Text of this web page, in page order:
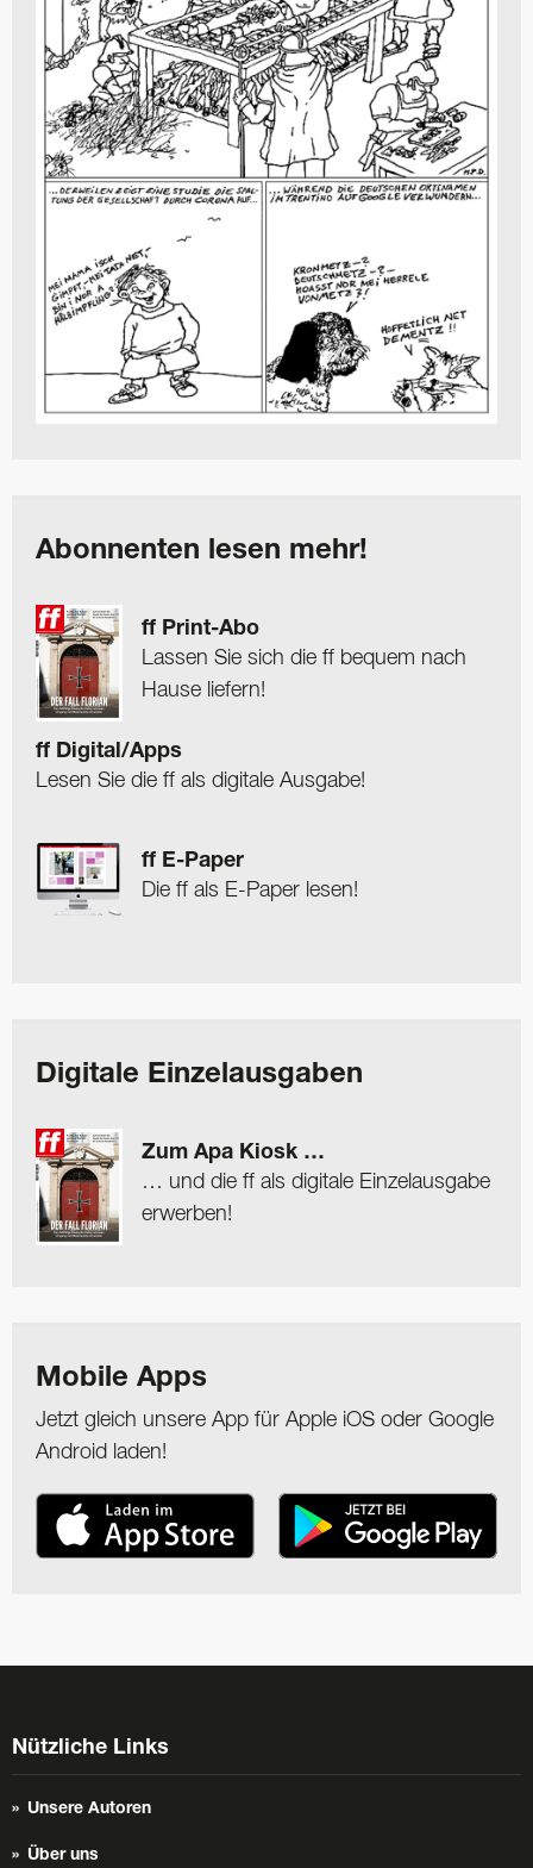
Abonnenten lesen mehr!
ff Print-Abo
Lassen Sie sich die ff bequem nach
Hause liefern!
ff Digital/Apps
Lesen Sie die ff als digitale Ausgabe!
ff E-Paper
Die ff als E-Paper lesen!
Digitale Einzelausgaben
Zum Apa Kiosk …
… und die ff als digitale Einzelausgabe
erwerben!
Mobile Apps
Jetzt gleich unsere App für Apple iOS oder Google
Android laden!
Nützliche Links
Unsere Autoren
Über uns